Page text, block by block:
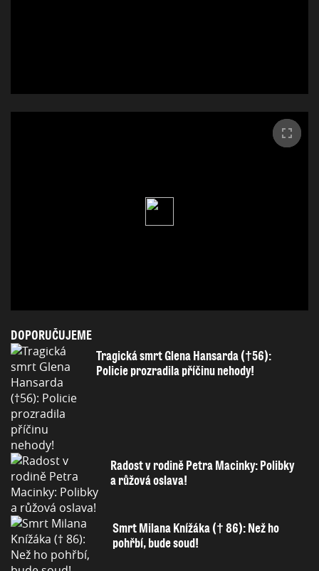
DOPORUČUJEME
Tragická smrt Glena Hansarda (†56):
Policie prozradila příčinu nehody!
Radost v rodině Petra Macinky: Polibky
a růžová oslava!
Smrt Milana Knížáka († 86): Než ho
pohřbí, bude soud!